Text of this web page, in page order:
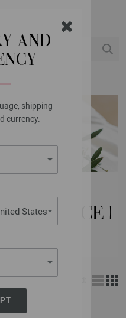
AND
shipping
currency.
States
IGLE |
IGLICE |
ČELIK